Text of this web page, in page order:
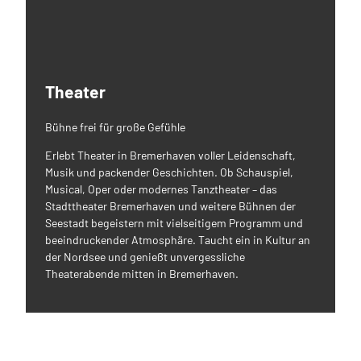
Theater
Bühne frei für große Gefühle
Erlebt Theater in Bremerhaven voller Leidenschaft,
Musik und packender Geschichten. Ob Schauspiel,
Musical, Oper oder modernes Tanztheater – das
Stadttheater Bremerhaven und weitere Bühnen der
Seestadt begeistern mit vielseitigem Programm und
beeindruckender Atmosphäre. Taucht ein in Kultur an
der Nordsee und genießt unvergessliche
Theaterabende mitten in Bremerhaven.